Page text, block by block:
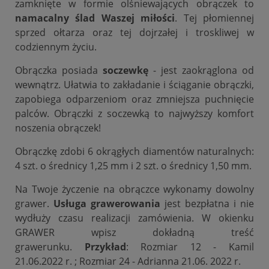
zamknięte w formie olśniewających obrączek to
namacalny ślad Waszej miłości. Tej płomiennej
sprzed ołtarza oraz tej dojrzałej i troskliwej w
codziennym życiu.
Obrączka posiada soczewkę - jest zaokrąglona od
wewnątrz. Ułatwia to zakładanie i ściąganie obrączki,
zapobiega odparzeniom oraz zmniejsza puchnięcie
palców. Obrączki z soczewką to najwyższy komfort
noszenia obrączek!
Obrączkę zdobi 6 okrągłych diamentów naturalnych:
4 szt. o średnicy 1,25 mm i 2 szt. o średnicy 1,50 mm.
Na Twoje życzenie na obrączce wykonamy dowolny
grawer. Usługa grawerowania jest bezpłatna i nie
wydłuży czasu realizacji zamówienia. W okienku
GRAWER wpisz dokładną treść
grawerunku.
Przykład: Rozmiar 12 - Kamil
21.06.2022 r. ; Rozmiar 24 - Adrianna 21.06. 2022 r.